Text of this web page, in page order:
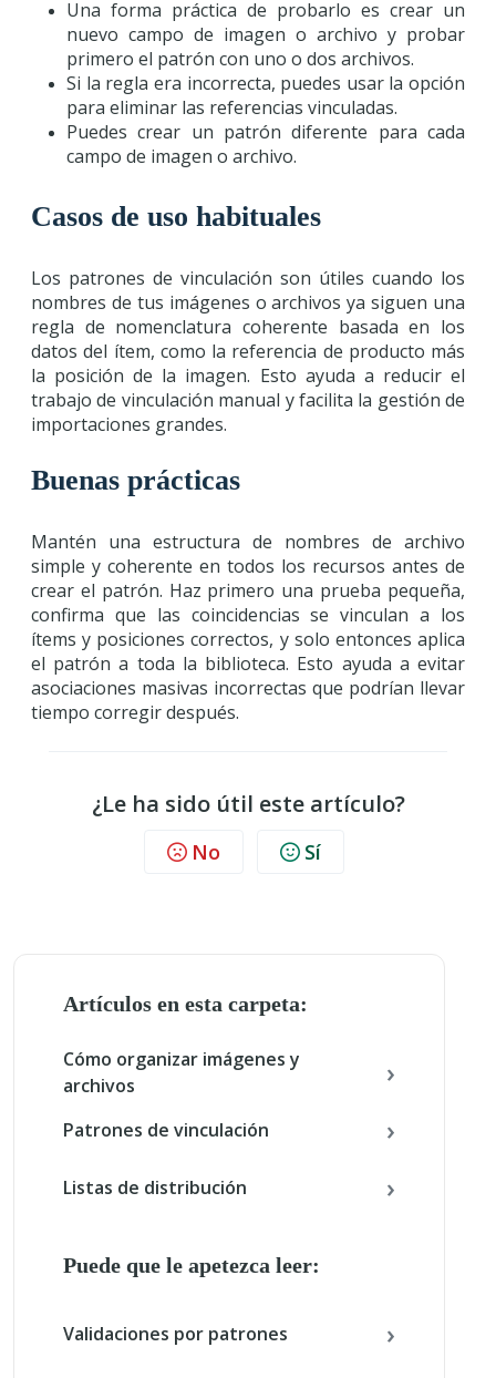
Una forma práctica de probarlo es crear un
nuevo campo de imagen o archivo y probar
primero el patrón con uno o dos archivos.
Si la regla era incorrecta, puedes usar la opción
para eliminar las referencias vinculadas.
Puedes crear un patrón diferente para cada
campo de imagen o archivo.
Casos de uso habituales
Los patrones de vinculación son útiles cuando los
nombres de tus imágenes o archivos ya siguen una
regla de nomenclatura coherente basada en los
datos del ítem, como la referencia de producto más
la posición de la imagen. Esto ayuda a reducir el
trabajo de vinculación manual y facilita la gestión de
importaciones grandes.
Buenas prácticas
Mantén una estructura de nombres de archivo
simple y coherente en todos los recursos antes de
crear el patrón. Haz primero una prueba pequeña,
confirma que las coincidencias se vinculan a los
ítems y posiciones correctos, y solo entonces aplica
el patrón a toda la biblioteca. Esto ayuda a evitar
asociaciones masivas incorrectas que podrían llevar
tiempo corregir después.
¿Le ha sido útil este artículo?
No Sí
Artículos en esta carpeta:
Cómo organizar imágenes y
archivos
Patrones de vinculación
Listas de distribución
Puede que le apetezca leer:
Validaciones por patrones